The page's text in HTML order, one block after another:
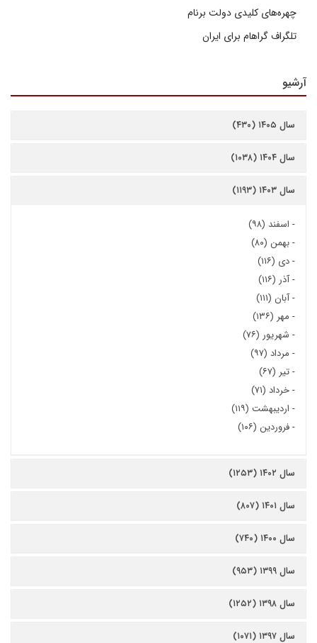
چهره‌های کلیدی دولت برنام
تلگراف گراهام برای ایران
آرشیو
سال ۱۴۰۵ (۴۳۰)
سال ۱۴۰۴ (۱۰۳۸)
سال ۱۴۰۳ (۱۱۹۳)
- اسفند (۹۸)
-بهمن (۸۰)
-دی (۱۱۶)
-آذر (۱۱۶)
-آبان (۱۱۱)
- مهر (۱۳۶)
- شهریور (۷۶)
- مرداد (۹۷)
-تیر (۶۷)
-خرداد (۷۱)
- اردیبهشت (۱۱۹)
-فروردین (۱۰۶)
سال ۱۴۰۲ (۱۲۵۳)
سال ۱۴۰۱ (۸۰۷)
سال ۱۴۰۰ (۷۴۰)
سال ۱۳۹۹ (۹۵۳)
سال ۱۳۹۸ (۱۲۵۲)
سال ۱۳۹۷ (۱۰۷۱)